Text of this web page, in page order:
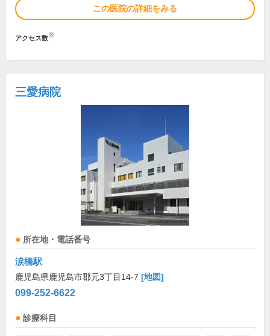
この医院の詳細をみる
アクセス数※
三愛病院
所在地・電話番号
涙橋駅
鹿児島県鹿児島市郡元3丁目14-7 [地図]
099-252-6622
診療科目